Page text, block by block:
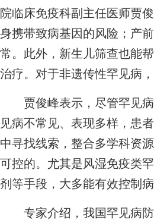
院临床免疫科副主任医师贾
身携带致病基因的风险；产
常。此外，新生儿筛查也能
治疗。对于非遗传性罕见病
贾俊峰表示，尽管罕见病
见病不常见、表现多样，患
中寻找线索，整合多学科资
可控的。尤其是风湿免疫类
剂等手段，大多能有效控制
专家介绍，我国罕见病防